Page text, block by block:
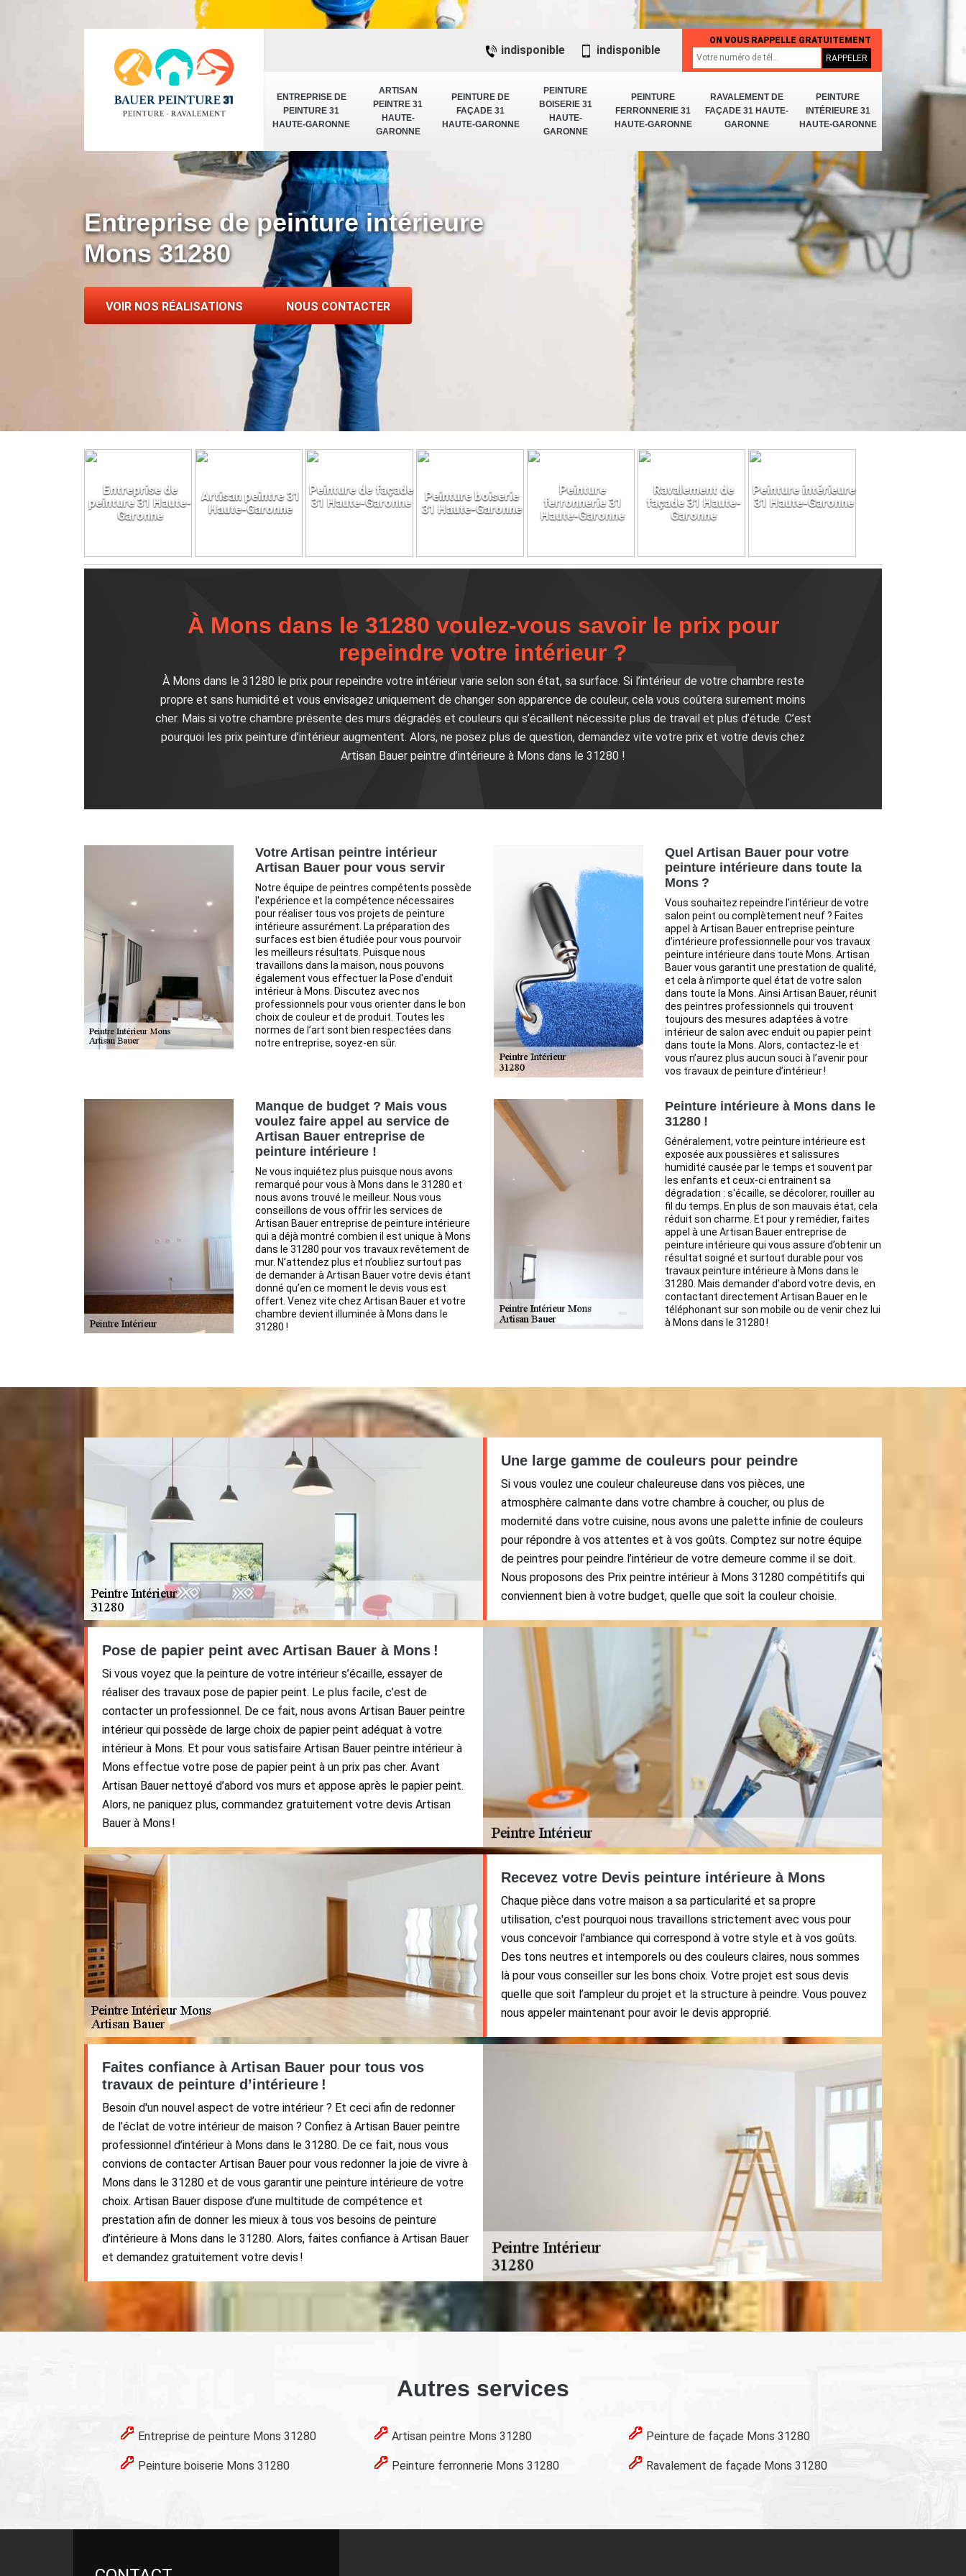
ENTREPRISE DE
PEINTURE 31
HAUTE-GARONNE
ARTISAN
PEINTRE 31
HAUTE-
GARONNE
PEINTURE DE
FAÇADE 31
HAUTE-GARONNE
PEINTURE
BOISERIE 31
HAUTE-
GARONNE
PEINTURE
FERRONNERIE 31
HAUTE-GARONNE
RAVALEMENT DE
FAÇADE 31 HAUTE-
GARONNE
PEINTURE
INTÉRIEURE 31
HAUTE-GARONNE
indisponible indisponible
ON VOUS RAPPELLE GRATUITEMENT
Entreprise de peinture intérieure
Mons 31280
VOIR NOS RÉALISATIONS NOUS CONTACTER
Entreprise de
peinture 31 Haute-
Garonne
Artisan peintre 31
Haute-Garonne
Peinture de façade
31 Haute-Garonne
Peinture boiserie
31 Haute-Garonne
Peinture
ferronnerie 31
Haute-Garonne
Ravalement de
façade 31 Haute-
Garonne
Peinture intérieure
31 Haute-Garonne
À Mons dans le 31280 voulez-vous savoir le prix pour
repeindre votre intérieur ?
À Mons dans le 31280 le prix pour repeindre votre intérieur varie selon son état, sa surface. Si l’intérieur de votre chambre reste
propre et sans humidité et vous envisagez uniquement de changer son apparence de couleur, cela vous coûtera surement moins
cher. Mais si votre chambre présente des murs dégradés et couleurs qui s’écaillent nécessite plus de travail et plus d’étude. C’est
pourquoi les prix peinture d’intérieur augmentent. Alors, ne posez plus de question, demandez vite votre prix et votre devis chez
Artisan Bauer peintre d’intérieure à Mons dans le 31280 !
Votre Artisan peintre intérieur
Artisan Bauer pour vous servir
Notre équipe de peintres compétents possède
l'expérience et la compétence nécessaires
pour réaliser tous vos projets de peinture
intérieure assurément. La préparation des
surfaces est bien étudiée pour vous pourvoir
les meilleurs résultats. Puisque nous
travaillons dans la maison, nous pouvons
également vous effectuer la Pose d'enduit
intérieur à Mons. Discutez avec nos
professionnels pour vous orienter dans le bon
choix de couleur et de produit. Toutes les
normes de l’art sont bien respectées dans
notre entreprise, soyez-en sûr.
Quel Artisan Bauer pour votre
peinture intérieure dans toute la
Mons ?
Vous souhaitez repeindre l’intérieur de votre
salon peint ou complètement neuf ? Faites
appel à Artisan Bauer entreprise peinture
d’intérieure professionnelle pour vos travaux
peinture intérieure dans toute Mons. Artisan
Bauer vous garantit une prestation de qualité,
et cela à n'importe quel état de votre salon
dans toute la Mons. Ainsi Artisan Bauer, réunit
des peintres professionnels qui trouvent
toujours des mesures adaptées à votre
intérieur de salon avec enduit ou papier peint
dans toute la Mons. Alors, contactez-le et
vous n’aurez plus aucun souci à l’avenir pour
vos travaux de peinture d’intérieur !
Manque de budget ? Mais vous
voulez faire appel au service de
Artisan Bauer entreprise de
peinture intérieure !
Ne vous inquiétez plus puisque nous avons
remarqué pour vous à Mons dans le 31280 et
nous avons trouvé le meilleur. Nous vous
conseillons de vous offrir les services de
Artisan Bauer entreprise de peinture intérieure
qui a déjà montré combien il est unique à Mons
dans le 31280 pour vos travaux revêtement de
mur. N’attendez plus et n’oubliez surtout pas
de demander à Artisan Bauer votre devis étant
donné qu’en ce moment le devis vous est
offert. Venez vite chez Artisan Bauer et votre
chambre devient illuminée à Mons dans le
31280 !
Peinture intérieure à Mons dans le
31280 !
Généralement, votre peinture intérieure est
exposée aux poussières et salissures
humidité causée par le temps et souvent par
les enfants et ceux-ci entrainent sa
dégradation : s'écaille, se décolorer, rouiller au
fil du temps. En plus de son mauvais état, cela
réduit son charme. Et pour y remédier, faites
appel à une Artisan Bauer entreprise de
peinture intérieure qui vous assure d’obtenir un
résultat soigné et surtout durable pour vos
travaux peinture intérieure à Mons dans le
31280. Mais demander d’abord votre devis, en
contactant directement Artisan Bauer en le
téléphonant sur son mobile ou de venir chez lui
à Mons dans le 31280 !
Une large gamme de couleurs pour peindre
Si vous voulez une couleur chaleureuse dans vos pièces, une
atmosphère calmante dans votre chambre à coucher, ou plus de
modernité dans votre cuisine, nous avons une palette infinie de couleurs
pour répondre à vos attentes et à vos goûts. Comptez sur notre équipe
de peintres pour peindre l’intérieur de votre demeure comme il se doit.
Nous proposons des Prix peintre intérieur à Mons 31280 compétitifs qui
conviennent bien à votre budget, quelle que soit la couleur choisie.
Pose de papier peint avec Artisan Bauer à Mons !
Si vous voyez que la peinture de votre intérieur s’écaille, essayer de
réaliser des travaux pose de papier peint. Le plus facile, c’est de
contacter un professionnel. De ce fait, nous avons Artisan Bauer peintre
intérieur qui possède de large choix de papier peint adéquat à votre
intérieur à Mons. Et pour vous satisfaire Artisan Bauer peintre intérieur à
Mons effectue votre pose de papier peint à un prix pas cher. Avant
Artisan Bauer nettoyé d’abord vos murs et appose après le papier peint.
Alors, ne paniquez plus, commandez gratuitement votre devis Artisan
Bauer à Mons !
Recevez votre Devis peinture intérieure à Mons
Chaque pièce dans votre maison a sa particularité et sa propre
utilisation, c'est pourquoi nous travaillons strictement avec vous pour
vous concevoir l’ambiance qui correspond à votre style et à vos goûts.
Des tons neutres et intemporels ou des couleurs claires, nous sommes
là pour vous conseiller sur les bons choix. Votre projet est sous devis
quelle que soit l’ampleur du projet et la structure à peindre. Vous pouvez
nous appeler maintenant pour avoir le devis approprié.
Faites confiance à Artisan Bauer pour tous vos
travaux de peinture d’intérieure !
Besoin d'un nouvel aspect de votre intérieur ? Et ceci afin de redonner
de l’éclat de votre intérieur de maison ? Confiez à Artisan Bauer peintre
professionnel d’intérieur à Mons dans le 31280. De ce fait, nous vous
convions de contacter Artisan Bauer pour vous redonner la joie de vivre à
Mons dans le 31280 et de vous garantir une peinture intérieure de votre
choix. Artisan Bauer dispose d’une multitude de compétence et
prestation afin de donner les mieux à tous vos besoins de peinture
d’intérieure à Mons dans le 31280. Alors, faites confiance à Artisan Bauer
et demandez gratuitement votre devis !
Autres services
Entreprise de peinture Mons 31280 Artisan peintre Mons 31280 Peinture de façade Mons 31280
Peinture boiserie Mons 31280 Peinture ferronnerie Mons 31280 Ravalement de façade Mons 31280